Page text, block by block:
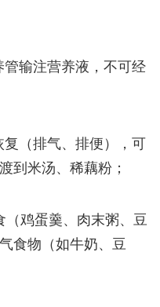
输注营养液，不可经
（排气、排便），可
到米汤、稀藕粉；
鸡蛋羹、肉末粥、豆
食物（如牛奶、豆